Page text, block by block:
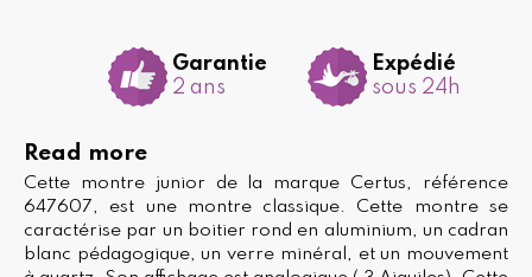
Garantie
2 ans
Expédié
sous 24h
Read more
Cette montre junior de la marque Certus, référence
647607, est une montre classique. Cette montre se
caractérise par un boitier rond en aluminium, un cadran
blanc pédagogique, un verre minéral, et un mouvement